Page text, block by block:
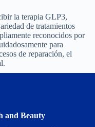
la terapia GLP3,
de tratamientos
reconocidos por
para
de reparación, el
and Beauty